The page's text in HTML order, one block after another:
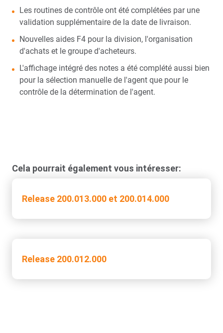
Les routines de contrôle ont été complétées par une
validation supplémentaire de la date de livraison.
Nouvelles aides F4 pour la division, l'organisation
d'achats et le groupe d'acheteurs.
L'affichage intégré des notes a été complété aussi bien
pour la sélection manuelle de l'agent que pour le
contrôle de la détermination de l'agent.
Cela pourrait également vous intéresser:
Release 200.013.000 et 200.014.000
Release 200.012.000